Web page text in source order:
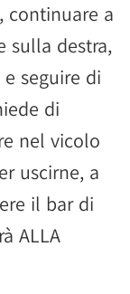
continuare a
sulla destra,
seguire di
di
nel vicolo
uscirne, a
il bar di
ALLA